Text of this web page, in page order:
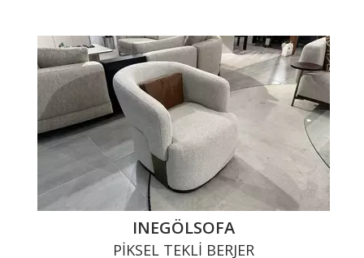
INEGÖLSOFA
PIKSEL TEKLI BERJER